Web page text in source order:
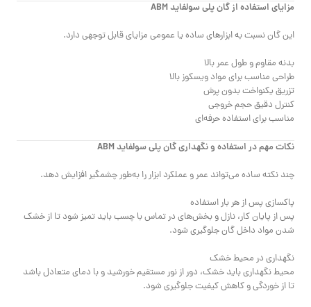
مزایای استفاده از گان پلی سولفاید ABM
این گان نسبت به ابزارهای ساده یا عمومی مزایای قابل توجهی دارد.
بدنه مقاوم و طول عمر بالا
طراحی مناسب برای مواد ویسکوز بالا
تزریق یکنواخت بدون پرش
کنترل دقیق حجم خروجی
مناسب برای استفاده حرفه‌ای
نکات مهم در استفاده و نگهداری گان پلی سولفاید ABM
چند نکته ساده می‌تواند عمر و عملکرد ابزار را به‌طور چشمگیر افزایش دهد.
پاکسازی پس از هر بار استفاده
پس از پایان کار، نازل و بخش‌های در تماس با چسب باید تمیز شود تا از خشک
شدن مواد داخل گان جلوگیری شود.
نگهداری در محیط خشک
محیط نگهداری باید خشک، دور از نور مستقیم خورشید و با دمای متعادل باشد
تا از خوردگی و کاهش کیفیت جلوگیری شود.